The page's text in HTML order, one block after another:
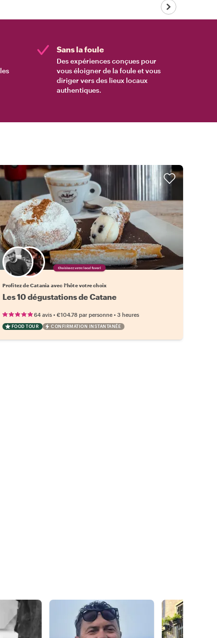
Sans la foule
Des expériences conçues pour
vous éloigner de la foule et vous
diriger vers des lieux locaux
authentiques.
Choisissez votre local favori
Profitez de Catania avec l'hôte votre choix
Les 10 dégustations de Catane
64 avis• €104.78 par personne• 3 heures
FOOD TOUR CONFIRMATION INSTANTANÉE